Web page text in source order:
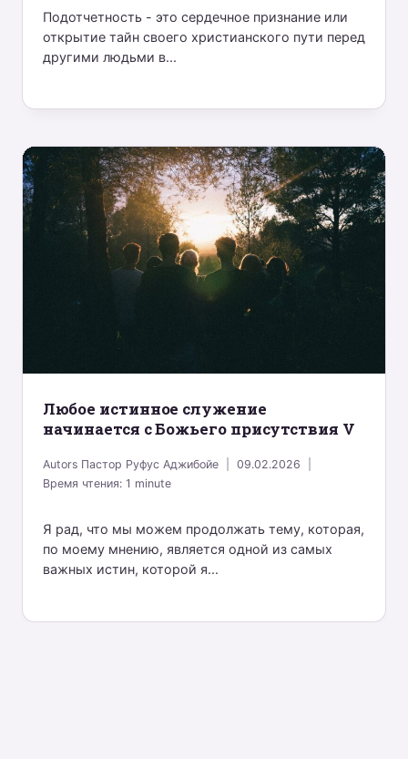
Подотчетность - это сердечное признание или
открытие тайн своего христианского пути перед
другими людьми в...
Любое истинное служение
начинается с Божьего присутствия V
Autors Пастор Руфус Аджибойе
09.02.2026
Время чтения:1 minute
Я рад, что мы можем продолжать тему, которая,
по моему мнению, является одной из самых
важных истин, которой я...